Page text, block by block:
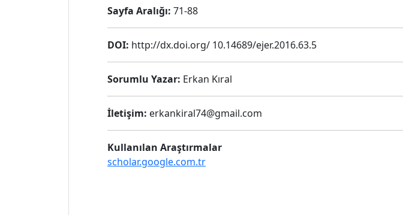
Sayfa Aralığı: 71-88
DOI: http://dx.doi.org/ 10.14689/ejer.2016.63.5
Sorumlu Yazar: Erkan Kıral
İletişim: erkankiral74@gmail.com
Kullanılan Araştırmalar
scholar.google.com.tr